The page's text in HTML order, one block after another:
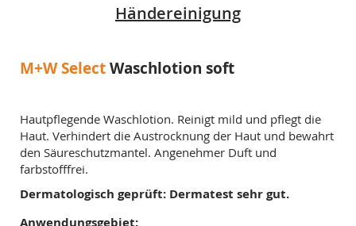
Händereinigung
M+W SelectWaschlotion soft
Hautpflegende Waschlotion. Reinigt mild und pflegt die
Haut. Verhindert die Austrocknung der Haut und bewahrt
den Säureschutzmantel. Angenehmer Duft und
farbstofffrei.
Dermatologisch geprüft: Dermatest sehr gut.
Anwendungsgebiet: